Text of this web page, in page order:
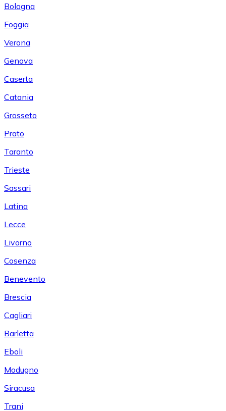
Bologna
Foggia
Verona
Genova
Caserta
Catania
Grosseto
Prato
Taranto
Trieste
Sassari
Latina
Lecce
Livorno
Cosenza
Benevento
Brescia
Cagliari
Barletta
Eboli
Modugno
Siracusa
Trani